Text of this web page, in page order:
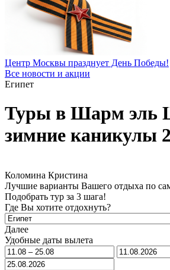
Центр Москвы празднует День Победы!
Все новости и акции
Египет
Туры в Шарм эль
зимние каникулы
Коломина Кристина
Лучшие варианты Вашего отдыха по
Подобрать тур за 3 шага!
Где Вы хотите отдохнуть?
Далее
Удобные даты вылета